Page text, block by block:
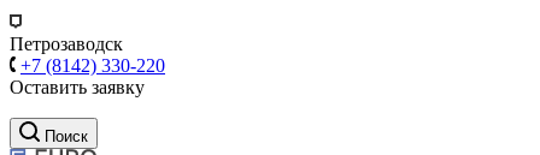
Петрозаводск
+7 (8142) 330-220
Оставить заявку
Поиск